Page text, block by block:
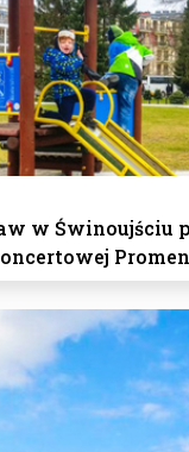
w Świnoujściu